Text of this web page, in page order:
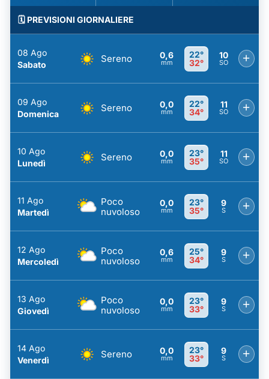
🗓️ PREVISIONI GIORNALIERE
08 Ago
Sabato
Sereno 0,6
mm
22°
32°
10
SO +
09 Ago
Domenica
Sereno 0,0
mm
22°
34°
11
SO +
10 Ago
Lunedì
Sereno 0,0
mm
23°
35°
11
SO +
11 Ago
Martedì
Poco
nuvoloso
0,0
mm
23°
35°
9
S +
12 Ago
Mercoledì
Poco
nuvoloso
0,6
mm
25°
34°
9
S +
13 Ago
Giovedì
Poco
nuvoloso
0,0
mm
23°
33°
9
S +
14 Ago
Venerdì
Sereno 0,0
mm
23°
33°
9
S +